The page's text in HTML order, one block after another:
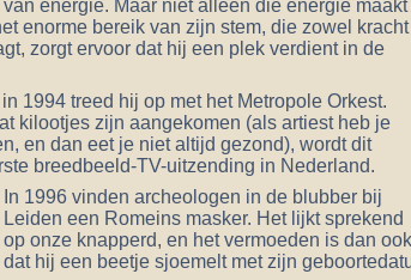
energie. Maar niet alleen die energie maakt
enorme bereik van zijn stem, die zowel kracht
zorgt ervoor dat hij een plek verdient in de
1994 treed hij op met het Metropole Orkest.
kilootjes zijn aangekomen (als artiest heb je
en dan eet je niet altijd gezond), wordt dit
breedbeeld-TV-uitzending in Nederland.
In 1996 vinden archeologen in de blubber bij
Leiden een Romeins masker. Het lijkt sprekend
op onze knapperd, en het vermoeden is dan ook
dat hij een beetje sjoemelt met zijn